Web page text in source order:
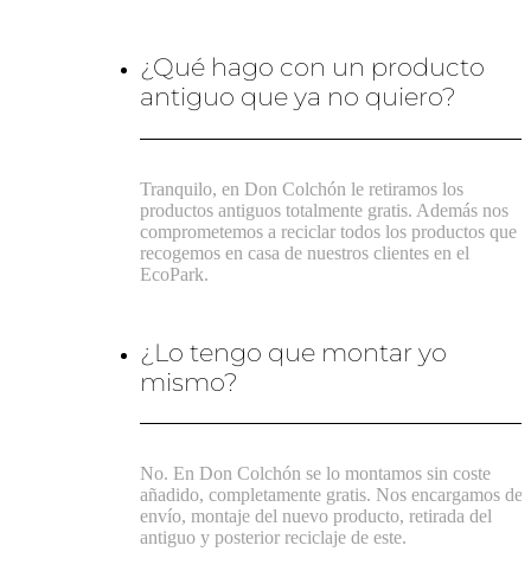
¿Qué hago con un producto
antiguo que ya no quiero?
Tranquilo, en Don Colchón le retiramos los
productos antiguos totalmente gratis. Además nos
comprometemos a reciclar todos los productos que
recogemos en casa de nuestros clientes en el
EcoPark.
¿Lo tengo que montar yo
mismo?
No. En Don Colchón se lo montamos sin coste
añadido, completamente gratis. Nos encargamos del
envío, montaje del nuevo producto, retirada del
antiguo y posterior reciclaje de este.